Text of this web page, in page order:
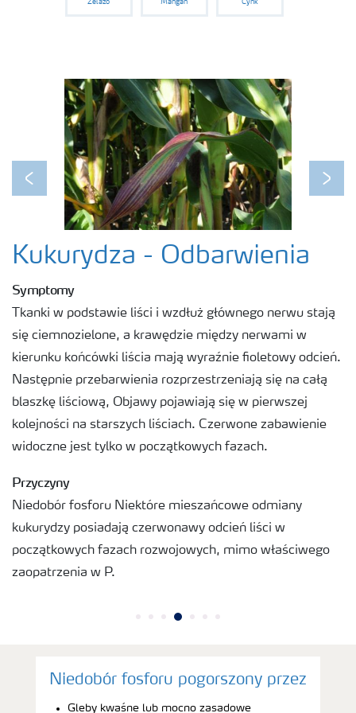
Żelazo Mangan Cynk
Previous Next
Kukurydza - Odbarwienia
Symptomy
Tkanki w podstawie liści i wzdłuż głównego nerwu stają
się ciemnozielone, a krawędzie między nerwami w
kierunku końcówki liścia mają wyraźnie fioletowy odcień.
Następnie przebarwienia rozprzestrzeniają się na całą
blaszkę liściową, Objawy pojawiają się w pierwszej
kolejności na starszych liściach. Czerwone zabawienie
widoczne jest tylko w początkowych fazach.
Przyczyny
Niedobór fosforu Niektóre mieszańcowe odmiany
kukurydzy posiadają czerwonawy odcień liści w
początkowych fazach rozwojowych, mimo właściwego
zaopatrzenia w P.
Niedobór fosforu pogorszony przez
Gleby kwaśne lub mocno zasadowe